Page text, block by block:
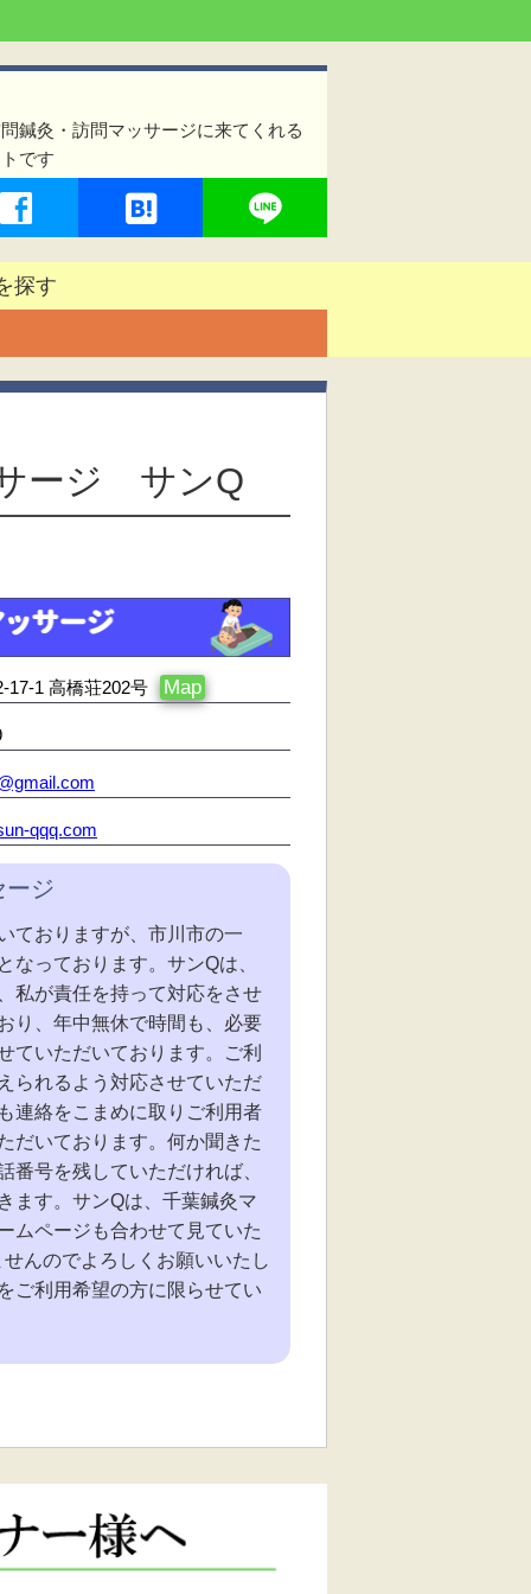
鍼灸・訪問マッサージに来てくれる
です
探す
ージ サンQ
17-1 高橋荘202号 Map
qqq.com
ージ
ておりますが、市川市の一
っております。サンQは、
私が責任を持って対応をさせ
り、年中無休で時間も、必要
ていただいております。ご利
られるよう対応させていただ
連絡をこまめに取りご利用者
だいております。何か聞きた
号を残していただければ、
ます。サンQは、千葉鍼灸マ
ムページも合わせて見ていた
んのでよろしくお願いいたし
ご利用希望の方に限らせてい